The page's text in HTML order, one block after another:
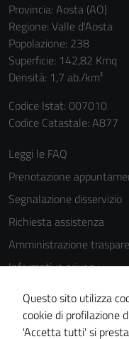
Provincia: Aosta (AO)
Regione: Valle d'Aosta
Popolazione: 238
Superficie: 142,82 Kmq
Densità: 1,7 ab./km²
Codice Istat: 007010
Codice Catastale: A877
Leggi le FAQ
Prenotazione
Segnalazione disservizio
Richiesta assistenza
Amministrazione
Informativa privacy
Cookie Policy
Note legali
Dichiarazione di
Questo sito utilizza
cookie di profilazione
'Accetta tutti' si